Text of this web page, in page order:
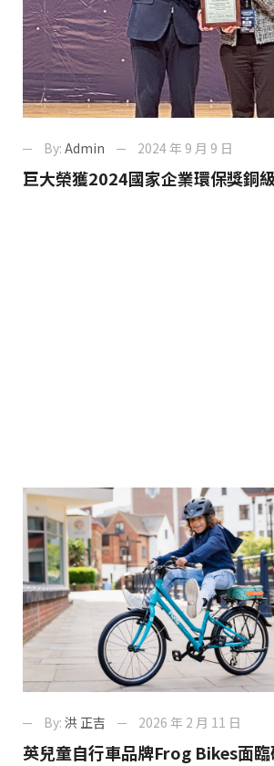
By: Admin 2024 年 9 月 9 日
巨大榮獲2024國家企業環保獎銅
By: 洪 正吉 2026 年 2 月 11 日
英兒童自行車品牌Frog Bikes面